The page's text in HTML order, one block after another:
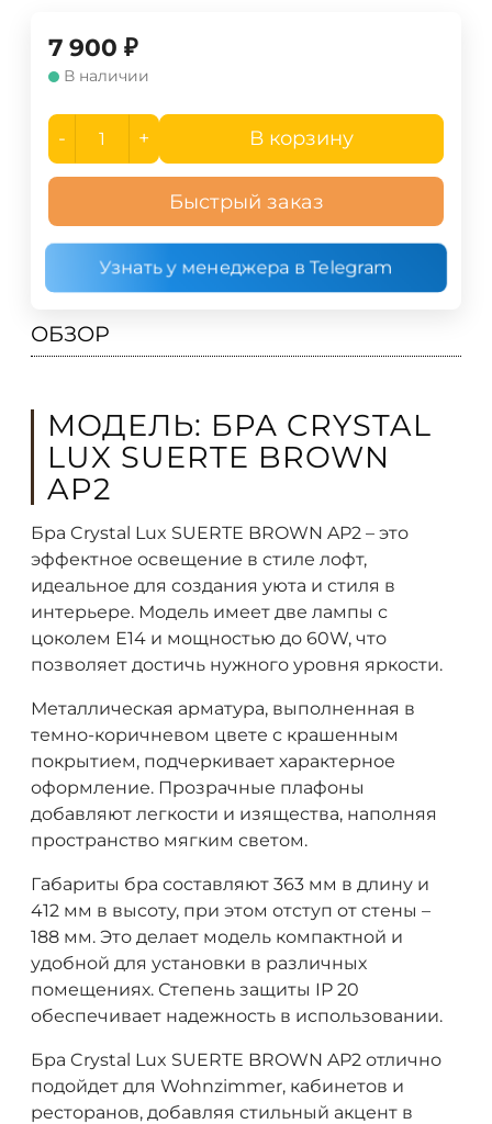
7 900 ₽
В наличии
- + В корзину
Быстрый заказ
Узнать у менеджера в Telegram
ОБЗОР
МОДЕЛЬ: БРА CRYSTAL
LUX SUERTE BROWN
AP2
Бра Crystal Lux SUERTE BROWN AP2 – это
эффектное освещение в стиле лофт,
идеальное для создания уюта и стиля в
интерьере. Модель имеет две лампы с
цоколем Е14 и мощностью до 60W, что
позволяет достичь нужного уровня яркости.
Металлическая арматура, выполненная в
темно-коричневом цвете с крашенным
покрытием, подчеркивает характерное
оформление. Прозрачные плафоны
добавляют легкости и изящества, наполняя
пространство мягким светом.
Габариты бра составляют 363 мм в длину и
412 мм в высоту, при этом отступ от стены –
188 мм. Это делает модель компактной и
удобной для установки в различных
помещениях. Степень защиты IP 20
обеспечивает надежность в использовании.
Бра Crystal Lux SUERTE BROWN AP2 отлично
подойдет для Wohnzimmer, кабинетов и
ресторанов, добавляя стильный акцент в